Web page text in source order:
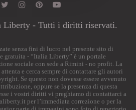
Liberty - Tutti i diritti riservati.
senza fini di lucro nel presente sito di
gratuita - “Italia Liberty” è un portale
sociale con sede a Rimini - no profit. La
e cerca sempre di contattare gli autori
Se questo non dovesse essere avvenuto
oppure se la presenza di questa
i vostri diritti vi preghiamo di contattarci a
per l’immediata correzione o per la